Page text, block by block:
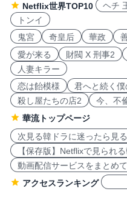
Netflix世界TOP10
ヘチ
トンイ
鬼宮
奇皇后 華政
愛が来る
財閥 X 刑事2
人妻キラー
恋は飴模様
君へと続く
殺し屋たちの店2
今、不
華流トップページ
次見る韓ドラに迷ったら見
【保存版】Netflixで見られ
動画配信サービスをまとめ
アクセスランキング
も